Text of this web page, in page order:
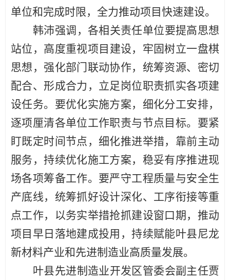
单位和完成时限，全力推动项目快速建设。
韩沛强调，各相关责任单位要提高思想
站位 ， 高度重视项目建设，牢固树立一盘棋
思想，强化部门联动协作，统筹资源、密切
配合、形成合力，立足岗位职责抓实各项建
设任务。要优化实施方案，细化分工安排，
逐项厘清各单位工作职责与节点目标。要紧
盯既定时间节点，细化推进举措，靠前主动
服务，持续优化施工方案，稳妥有序推进现
场各项筹备工作。要严守工程质量与安全生
产底线，统筹抓好设计深化、工序衔接等重
点工作，以务实举措抢抓建设窗口期，推动
项目早日落地建成投用，持续赋能叶县尼龙
新材料产业和先进制造业高质量发展。
叶县先进制造业开发区管委会副主任贾